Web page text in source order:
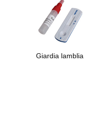
Giardia lamblia